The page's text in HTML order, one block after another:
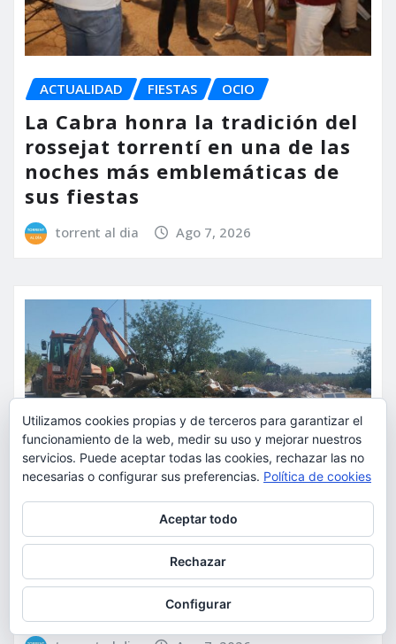
ACTUALIDAD FIESTAS OCIO
La Cabra honra la tradición del
rossejat torrentí en una de las
noches más emblemáticas de
sus fiestas
torrent al dia Ago 7, 2026
SUCESOS
Torrent caza a los responsables
de los vertidos ilegales y
endurece las sanciones
Utilizamos cookies propias y de terceros para garantizar el
funcionamiento de la web, medir su uso y mejorar nuestros
servicios. Puede aceptar todas las cookies, rechazar las no
necesarias o configurar sus preferencias. Política de cookies
Aceptar todo
Rechazar
Configurar
Para obtener más información, incluido cómo gestionar las cookies,